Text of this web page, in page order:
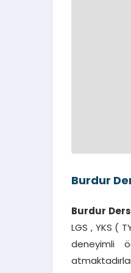
Burdur
Burdur
LGS , YKS (
deneyimli